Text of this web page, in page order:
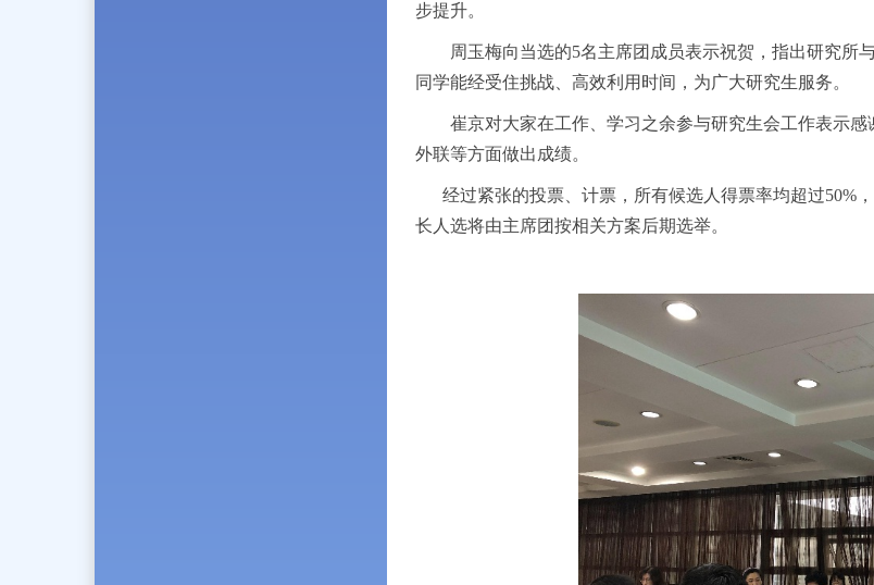
步提升。
周玉梅向当选的5名主席团成员表示祝贺，指出研究所
同学能经受住挑战、高效利用时间，为广大研究生服务。
崔京对大家在工作、学习之余参与研究生会工作表示
外联等方面做出成绩。
经过紧张的投票、计票，所有候选人得票率均超过50% ，
长人选将由主席团按相关方案后期选举。